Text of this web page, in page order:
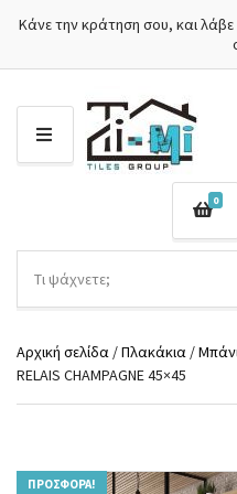
Κάνε την κράτηση σου, και
Μ
Ε
ν
μ
α
κ
α
ή
τ
0
Αρχική σελίδα /Πλακάκια /
RELAIS CHAMPAGNE 45×45
ΠΡΟΣΦΟΡΆ!